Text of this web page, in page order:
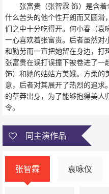
第15集
第12集
第9集
第6集
第3集
张富贵（张智霖 饰）是含着
什么苦头的他个性开朗而又圆滑
们之中十分吃得开。何小春（袁
一心喜欢着张富贵。后者虽然对
和勤劳而一直把她留在身边，
张富贵在误打误撞下被卷进了
饰）和她的姑姑方美娥。方柔的
意，后者对其展开了热烈的追
的草莽出身，为了能够抱得美
令。
同主演作品
张智霖 袁咏仪